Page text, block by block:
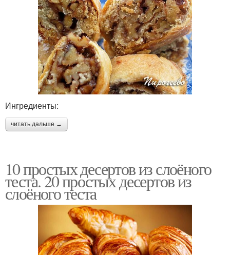
Ингредиенты:
читать дальше →
10 простых десертов из слоёного
теста. 20 простых десертов из
слоёного теста